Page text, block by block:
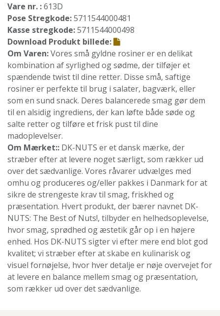
Vare nr. :613D
Pose Stregkode:5711544000481
Kasse stregkode:5711544000498
Download Produkt billede:
Om Varen:Vores små gyldne rosiner er en delikat
kombination af syrlighed og sødme, der tilføjer et
spændende twist til dine retter. Disse små, saftige
rosiner er perfekte til brug i salater, bagværk, eller
som en sund snack. Deres balancerede smag gør dem
til en alsidig ingrediens, der kan løfte både søde og
salte retter og tilføre et frisk pust til dine
madoplevelser.
Om Mærket:: DK-NUTS er et dansk mærke, der
stræber efter at levere noget særligt, som rækker ud
over det sædvanlige. Vores råvarer udvælges med
omhu og produceres og/eller pakkes i Danmark for at
sikre de strengeste krav til smag, friskhed og
præsentation. Hvert produkt, der bærer navnet DK-
NUTS: The Best of Nuts!, tilbyder en helhedsoplevelse,
hvor smag, sprødhed og æstetik går op i en højere
enhed. Hos DK-NUTS sigter vi efter mere end blot god
kvalitet; vi stræber efter at skabe en kulinarisk og
visuel fornøjelse, hvor hver detalje er nøje overvejet for
at levere en balance mellem smag og præsentation,
som rækker ud over det sædvanlige.